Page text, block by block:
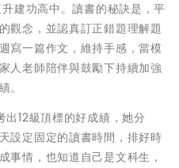
建功高中。讀書的秘訣是，平
觀念，並認真訂正錯題理解題
寫一篇作文，維持手感，當模
人老師陪伴與鼓勵下持續加強
。
12級頂標的好成績，她分
設定固定的讀書時間，排好時
事情，也知道自己是文科生，